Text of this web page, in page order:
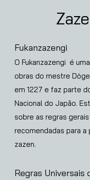
Fukanzazengi
O Fukanzazengi é
obras do mestre
em 1227 e faz parte
Nacional do Japão.
sobre as regras gerais
recomendadas para a
zazen.
Regras Universais